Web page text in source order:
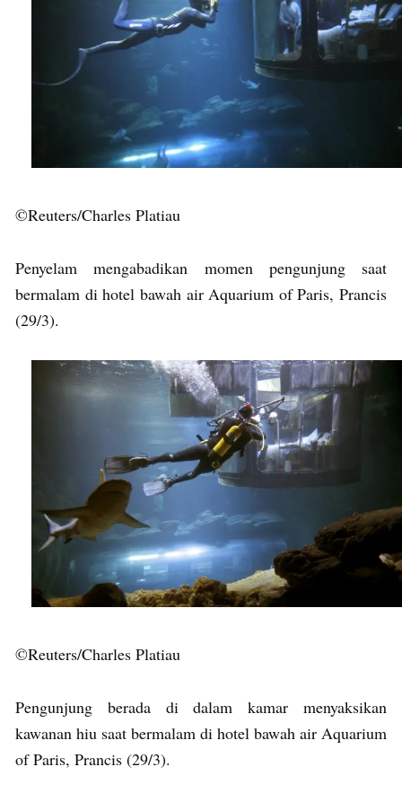
©Reuters/Charles Platiau
Penyelam mengabadikan momen pengunjung saat
bermalam di hotel bawah air Aquarium of Paris, Prancis
(29/3).
©Reuters/Charles Platiau
Pengunjung berada di dalam kamar menyaksikan
kawanan hiu saat bermalam di hotel bawah air Aquarium
of Paris, Prancis (29/3).